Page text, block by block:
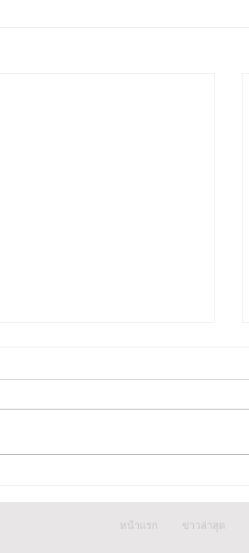
ผบก.ภ.จว.ภูเก็ต ติดตามคดี ฝรั่ง
ชาวสวิส ล่อลวงเด็กชายวัย 14
หน้าแรก ข่าวล่าสุด